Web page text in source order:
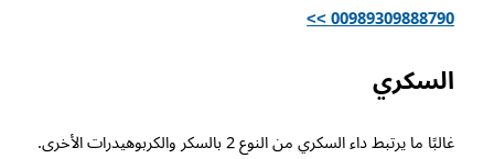
00989309888790 >>
السكري
غالبًا ما يرتبط داء السكري من النوع 2 بالسكر والكربوهيدرات الأخرى.